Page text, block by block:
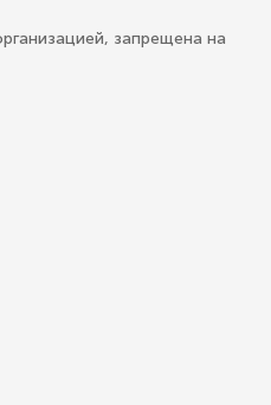
запрещена на